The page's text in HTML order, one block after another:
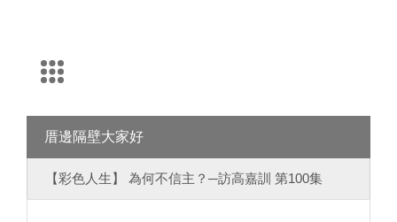
厝邊隔壁大家好
【彩色人生】 為何不信主？─訪高嘉訓 第100集